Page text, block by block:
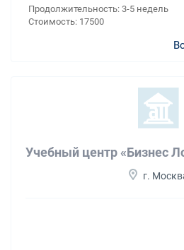
Продолжительность: 3-5 недель
Стоимость: 17500
Учебный центр «Бизнес
г.